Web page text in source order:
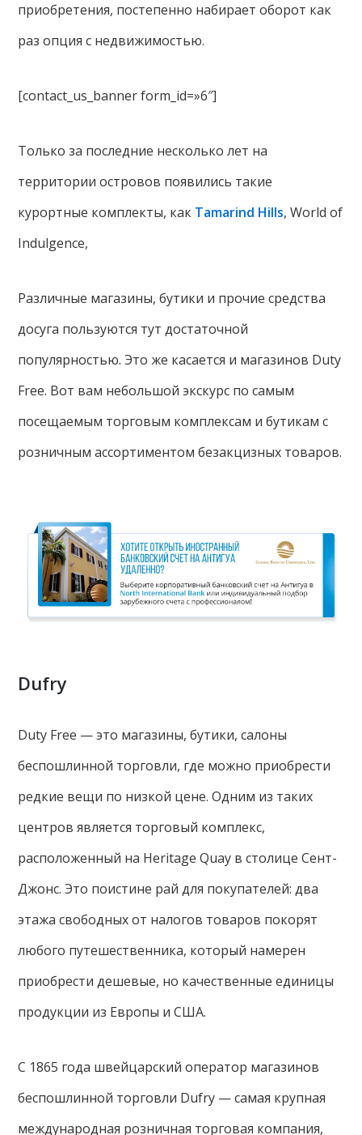
приобретения, постепенно набирает оборот как
раз опция с недвижимостью.
[contact_us_banner form_id=»6″]
Только за последние несколько лет на
территории островов появились такие
курортные комплекты, как Tamarind Hills, World of
Indulgence,
Различные магазины, бутики и прочие средства
досуга пользуются тут достаточной
популярностью. Это же касается и магазинов Duty
Free. Вот вам небольшой экскурс по самым
посещаемым торговым комплексам и бутикам с
розничным ассортиментом безакцизных товаров.
Dufry
Duty Free — это магазины, бутики, салоны
беспошлинной торговли, где можно приобрести
редкие вещи по низкой цене. Одним из таких
центров является торговый комплекс,
расположенный на Heritage Quay в столице Сент-
Джонс. Это поистине рай для покупателей: два
этажа свободных от налогов товаров покорят
любого путешественника, который намерен
приобрести дешевые, но качественные единицы
продукции из Европы и США.
С 1865 года швейцарский оператор магазинов
беспошлинной торговли Dufry — самая крупная
международная розничная торговая компания,